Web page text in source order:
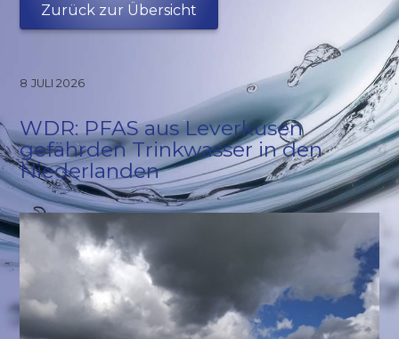
Nachrichten & Agenda
Zurück zur Übersicht
8 JULI 2026
WDR: PFAS aus Leverkusen
gefährden Trinkwasser in den
Niederlanden